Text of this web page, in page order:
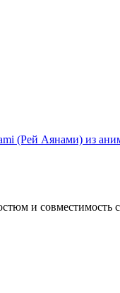
и совместимость